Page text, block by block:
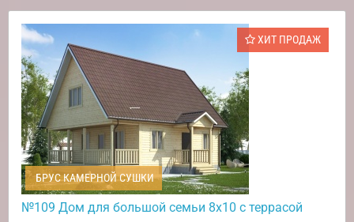
ХИТ ПРОДАЖ
БРУС КАМЕРНОЙ СУШКИ
№109 Дом для большой семьи 8х10 с террасой